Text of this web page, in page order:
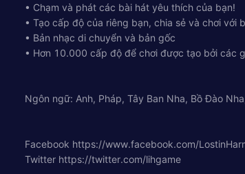
• Chạm và phát các bài hát yêu thích của bạn!
• Tạo cấp độ của riêng bạn, chia sẻ và chơi với
• Bản nhạc di chuyển và bản gốc
• Hơn 10.000 cấp độ để chơi được tạo bởi các
Ngôn ngữ: Anh, Pháp, Tây Ban Nha, Bồ Đào
Facebook https://www.facebook.com/
Twitter https://twitter.com/lihgame